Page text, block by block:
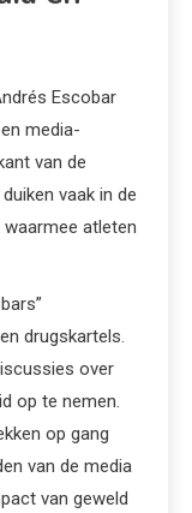
Escobar
media-
van de
vaak in de
waarmee atleten
drugskartels.
over
op te nemen.
op gang
van de media
van geweld